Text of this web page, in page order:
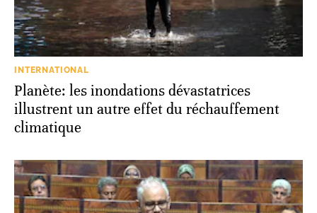
INTERNATIONAL
Planète: les inondations dévastatrices
illustrent un autre effet du réchauffement
climatique